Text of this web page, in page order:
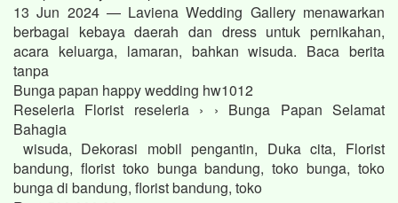
13 Jun 2024 — Laviena Wedding Gallery menawarkan
berbagai kebaya daerah dan dress untuk pernikahan,
acara keluarga, lamaran, bahkan wisuda. Baca berita
tanpa
Bunga papan happy wedding hw1012
Reseleria Florist reseleria › › Bunga Papan Selamat
Bahagia
wisuda, Dekorasi mobil pengantin, Duka cita, Florist
bandung, florist toko bunga bandung, toko bunga, toko
bunga di bandung, florist bandung, toko